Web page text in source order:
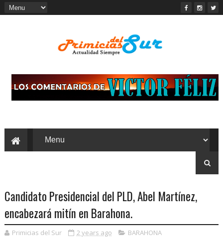
Candidato Presidencial del PLD, Abel Martínez,
encabezará mitín en Barahona.
Primicias del Sur 2 years ago BARAHONA